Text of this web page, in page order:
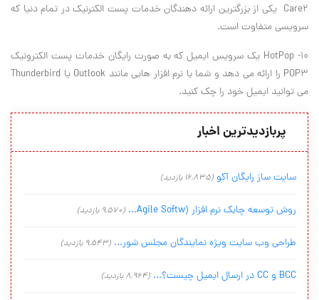
Care2 یکی از بزرگترین ارائه دهندگان خدمات پست الکترنیک در تمام دنیا که
سرویسی متفاوت است.
۱۰- HotPop یک سرویس ایمیل که به صورت رایگان خدمات پست الکترونیک
POP3 را ارائه می دهد و شما با نرم افزار هایی مانند Outlook یا Thunderbird
می توانید ایمیل خود را چک کنید.
پربازدیدترین اخبار
سایت ساز رایگان آکو (16,835 بازدید)
روش توسعه چابک نرم افزار (Agile Softw... (9,570 بازدید)
طراحی وب سایت ویژه نمایندگان مجلس شور... (9,543 بازدید)
BCC و CC در ارسال ایمیل چیست؟... (8,964 بازدید)